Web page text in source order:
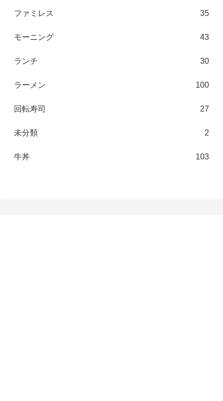
ファミレス 35
モーニング 43
ランチ 30
ラーメン 100
回転寿司 27
未分類 2
牛丼 103